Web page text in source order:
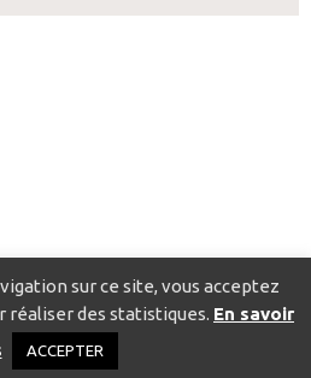
fournisseurs
sur ce site, vous acceptez
réaliser des statistiques. En savoir
ACCEPTER